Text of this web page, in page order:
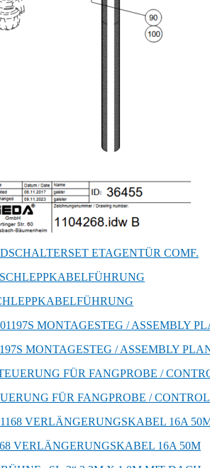
ETAGENTÜR COMF.
MONTAGESTEG / ASSEMBLY
FÜR FANGPROBE /
VERLÄNGERUNGSKABEL 16A 50M